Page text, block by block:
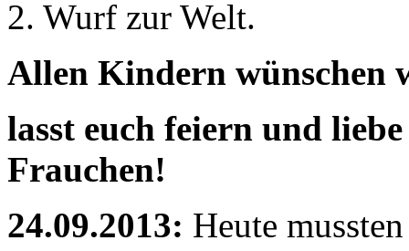
2. Wurf zur Welt.
Allen Kindern wünschen
lasst euch feiern und
Frauchen!
24.09.2013: Heute